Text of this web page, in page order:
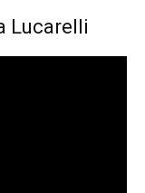
Lucarelli